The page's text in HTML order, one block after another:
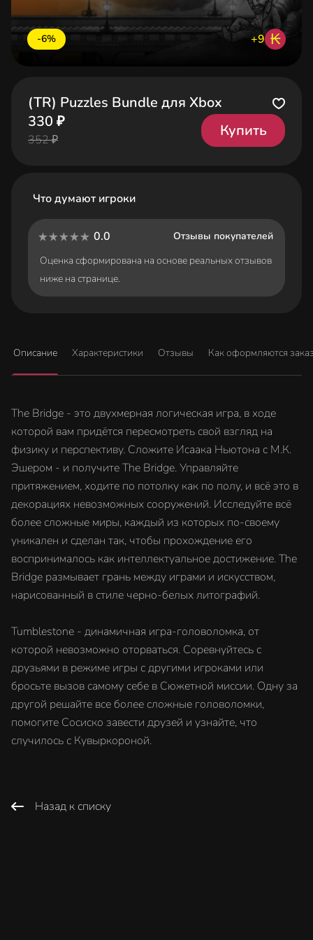
-6% +9 ₭
(TR) Puzzles Bundle для Xbox
330 ₽
352 ₽
Купить
Что думают игроки
0.0
Отзывы покупателей
Оценка сформирована на основе реальных отзывов
ниже на странице.
Описание Характеристики Отзывы Как оформляются
The Bridge - это двухмерная логическая игра, в ходе
которой вам придётся пересмотреть свой взгляд на
физику и перспективу. Сложите Исаака Ньютона с М.К.
Эшером - и получите The Bridge. Управляйте
притяжением, ходите по потолку как по полу, и всё это в
декорациях невозможных сооружений. Исследуйте всё
более сложные миры, каждый из которых по-своему
уникален и сделан так, чтобы прохождение его
воспринималось как интеллектуальное достижение. The
Bridge размывает грань между играми и искусством,
нарисованный в стиле черно-белых литографий.
Tumblestone - динамичная игра-головоломка, от
которой невозможно оторваться. Соревнуйтесь с
друзьями в режиме игры с другими игроками или
бросьте вызов самому себе в Сюжетной миссии. Одну за
другой решайте все более сложные головоломки,
помогите Сосиско завести друзей и узнайте, что
случилось с Кувыркороной.
Назад к списку